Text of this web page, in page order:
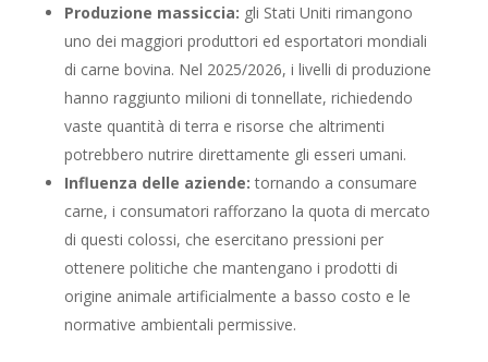
Produzione massiccia: gli Stati Uniti rimangono
uno dei maggiori produttori ed esportatori mondiali
di carne bovina. Nel 2025/2026, i livelli di produzione
hanno raggiunto milioni di tonnellate, richiedendo
vaste quantità di terra e risorse che altrimenti
potrebbero nutrire direttamente gli esseri umani.
Influenza delle aziende:tornando a consumare
carne, i consumatori rafforzano la quota di mercato
di questi colossi, che esercitano pressioni per
ottenere politiche che mantengano i prodotti di
origine animale artificialmente a basso costo e le
normative ambientali permissive.